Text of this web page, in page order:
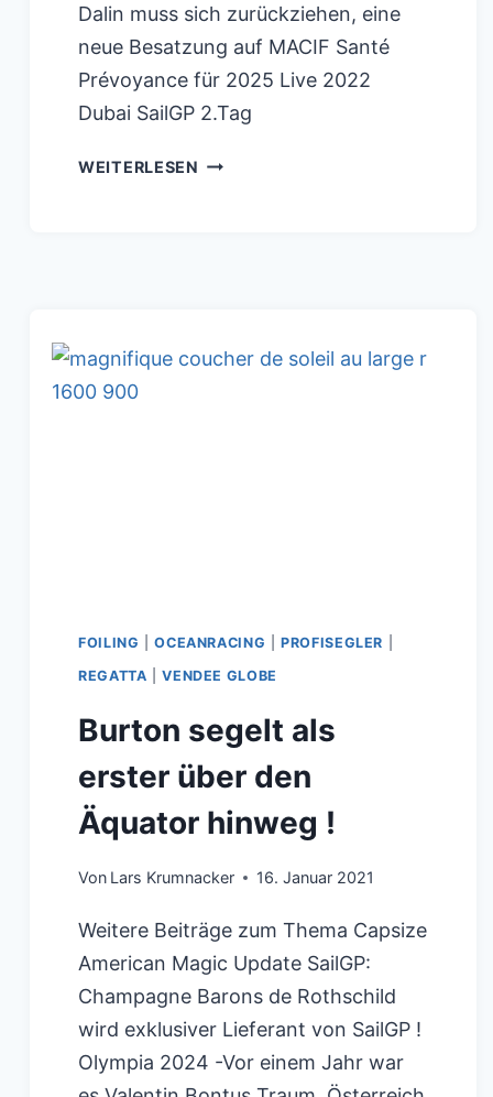
Dalin muss sich zurückziehen, eine
neue Besatzung auf MACIF Santé
Prévoyance für 2025 Live 2022
Dubai SailGP 2.Tag
WEITERLESEN VENDEE
PLATZ
FOILING |OCEANRACING |PROFISEGLER
REGATTA |VENDEE GLOBE
Burton segelt als
erster über den
Äquator hinweg !
Von Lars Krumnacker 16. Januar 2021
Weitere Beiträge zum Thema Capsize
American Magic Update SailGP:
Champagne Barons de Rothschild
wird exklusiver Lieferant von SailGP !
Olympia 2024 -Vor einem Jahr war